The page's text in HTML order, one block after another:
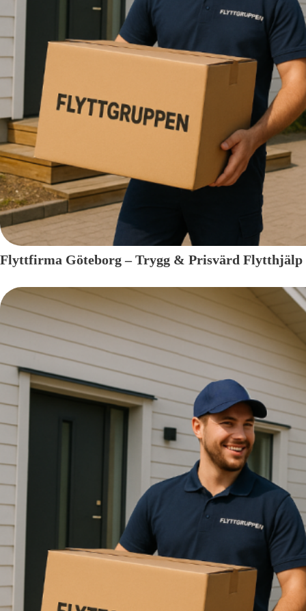
Flyttfirma Göteborg – Trygg & Prisvärd Flytthjälp